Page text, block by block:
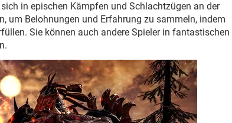
in epischen Kämpfen und Schlachtzügen an der
um Belohnungen und Erfahrung zu sammeln, indem
Sie können auch andere Spieler in fantastischen